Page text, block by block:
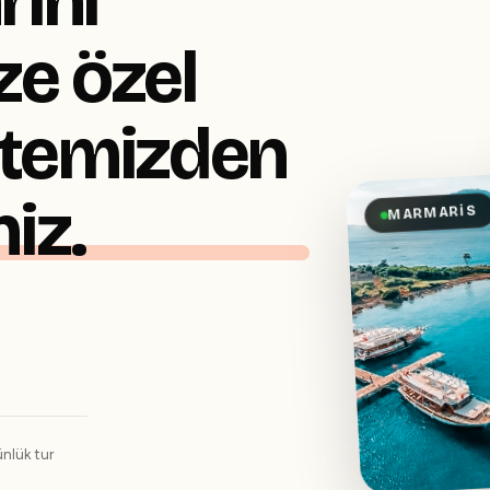
özel
tur
MARMARIS